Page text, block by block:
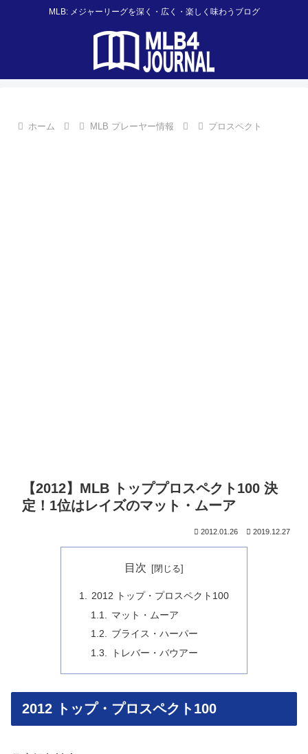
MLB: メジャーリーグを深く・広く・楽しく味わうブログ
ホーム MLB プレーヤー情報 プロスペクト
【2012】MLB トッププロスペクト100 決
定！1位はレイズのマット・ムーア
2012.01.26 2019.12.27
目次
2012 トップ・プロスペクト100
マット・ムーア
ブライス・ハーパー
トレバー・バウアー
2012 トップ・プロスペクト100